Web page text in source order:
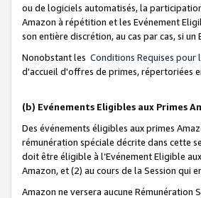
ou de logiciels automatisés, la
Amazon à répétition et les Evénement
son entière discrétion, au cas par cas, si
Nonobstant les Conditions Requises
d'accueil d'offres de primes, répertoriées
(b) Evénements Eligibles aux Primes
Des événements éligibles aux primes
rémunération spéciale décrite dans cette
doit être éligible à l’Evénement Eligible
Amazon, et (2) au cours de la Session qui
Amazon ne versera aucune Rémunération